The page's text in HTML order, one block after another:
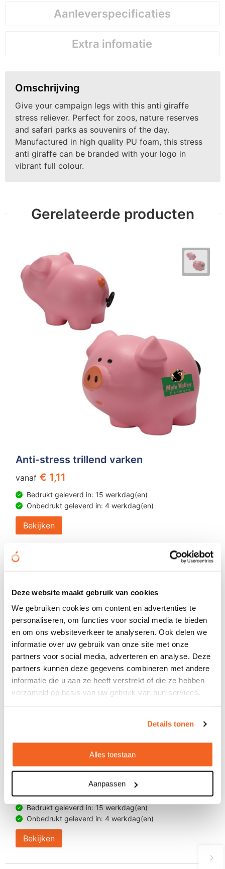
Deze website maakt gebruik van cookies
We gebruiken cookies om content en advertenties te
personaliseren, om functies voor social media te bieden
en om ons websiteverkeer te analyseren. Ook delen we
informatie over uw gebruik van onze site met onze
partners voor social media, adverteren en analyse. Deze
partners kunnen deze gegevens combineren met andere
informatie die u aan ze heeft verstrekt of die ze hebben
verzameld op basis van uw gebruik van hun services.
Details tonen
Alles toestaan
Aanpassen
Aanleverspecificaties
Extra infomatie
Omschrijving
Give your campaign legs with this anti giraffe
stress reliever. Perfect for zoos, nature reserves
and safari parks as souvenirs of the day.
Manufactured in high quality PU foam, this stress
anti giraffe can be branded with your logo in
vibrant full colour.
Gerelateerde producten
Anti-stress trillend varken
vanaf € 1,11
Bedrukt geleverd in: 15 werkdag(en)
Onbedrukt geleverd in: 4 werkdag(en)
Bekijken
Anti-stress octopus sleutelhanger
Bedrukt geleverd in: 15 werkdag(en)
Onbedrukt geleverd in: 4 werkdag(en)
Bekijken